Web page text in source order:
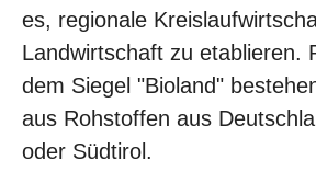
es, regionale
Landwirtschaft zu etablieren.
dem Siegel "Bioland"
aus Rohstoffen aus
oder Südtirol.